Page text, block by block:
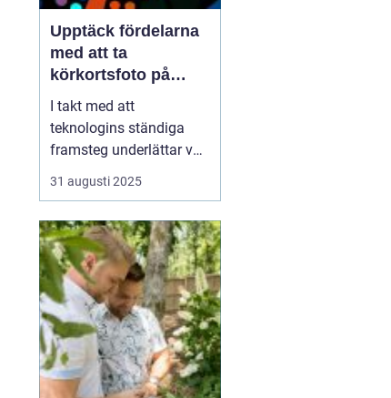
Upptäck fördelarna
med att ta
körkortsfoto på
Östermalm
I takt med att
teknologins ständiga
framsteg underlättar vår
vardag, kvarstår behovet
av traditionella tjänster
körkortsfotografering.
Körkortsfoto på
Östermalm är en
avgörande lösnin...
31 augusti 2025